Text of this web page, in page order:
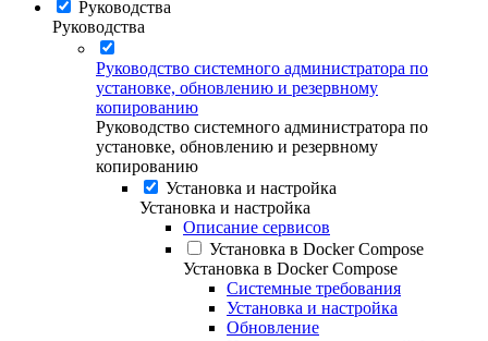
Руководства
Руководства
Руководство системного администратора по
установке, обновлению и резервному
копированию
Руководство системного администратора по
установке, обновлению и резервному
копированию
Установка и настройка
Установка и настройка
Описание сервисов
Установка в Docker Compose
Установка в Docker Compose
Системные требования
Установка и настройка
Обновление